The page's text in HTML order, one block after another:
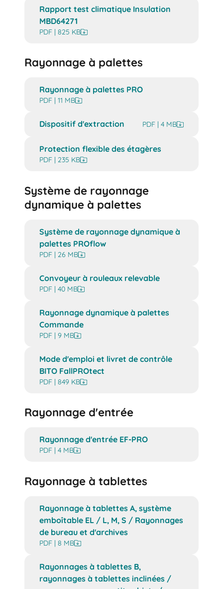
Rapport test climatique Insulation
MBD64271
PDF | 825 KB
Rayonnage à palettes
Rayonnage à palettes PRO
PDF | 11 MB
Dispositif d'extraction PDF | 4 MB
Protection flexible des étagères
PDF | 235 KB
Système de rayonnage
dynamique à palettes
Système de rayonnage dynamique à
palettes PROflow
PDF | 26 MB
Convoyeur à rouleaux relevable
PDF | 40 MB
Rayonnage dynamique à palettes
Commande
PDF | 9 MB
Mode d'emploi et livret de contrôle
BITO FallPROtect
PDF | 849 KB
Rayonnage d'entrée
Rayonnage d'entrée EF-PRO
PDF | 4 MB
Rayonnage à tablettes
Rayonnage à tablettes A, système
emboîtable EL / L, M, S / Rayonnages
de bureau et d'archives
PDF | 8 MB
Rayonnages à tablettes B,
rayonnages à tablettes inclinées /